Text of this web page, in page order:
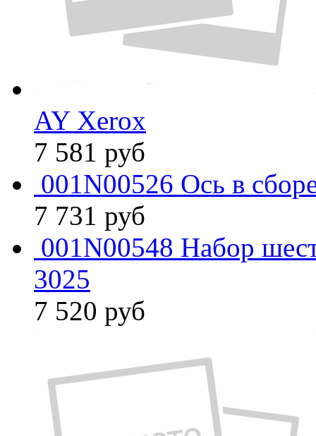
AY Xerox
7 581 руб
001N00526 Ось в
7 731 руб
001N00548 Набор
3025
7 520 руб